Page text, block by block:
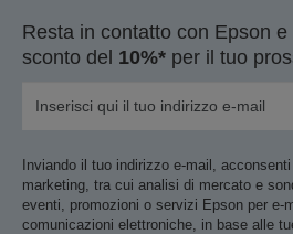
Resta in contatto con Epson
sconto del 10%* per il tuo
Inviando il tuo indirizzo e-mail,
marketing, tra cui analisi di mercato e
eventi, promozioni o servizi Epson per e-
comunicazioni elettroniche, in base alle